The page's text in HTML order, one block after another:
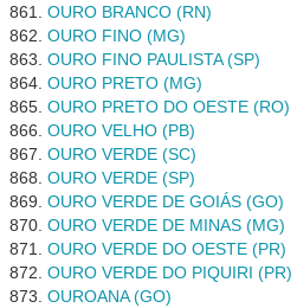
OURO BRANCO (RN)
OURO FINO (MG)
OURO FINO PAULISTA (SP)
OURO PRETO (MG)
OURO PRETO DO OESTE (RO)
OURO VELHO (PB)
OURO VERDE (SC)
OURO VERDE (SP)
OURO VERDE DE GOIÁS (GO)
OURO VERDE DE MINAS (MG)
OURO VERDE DO OESTE (PR)
OURO VERDE DO PIQUIRI (PR)
OUROANA (GO)